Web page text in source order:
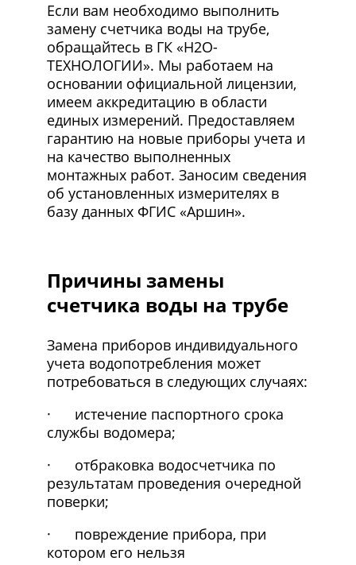
Если вам необходимо выполнить
замену счетчика воды на трубе,
обращайтесь в ГК «Н2О-
ТЕХНОЛОГИИ». Мы работаем на
основании официальной лицензии,
имеем аккредитацию в области
единых измерений. Предоставляем
гарантию на новые приборы учета и
на качество выполненных
монтажных работ. Заносим сведения
об установленных измерителях в
базу данных ФГИС «Аршин».
Причины замены
счетчика воды на трубе
Замена приборов индивидуального
учета водопотребления может
потребоваться в следующих случаях:
· истечение паспортного срока
службы водомера;
· отбраковка водосчетчика по
результатам проведения очередной
поверки;
· повреждение прибора, при
котором его нельзя